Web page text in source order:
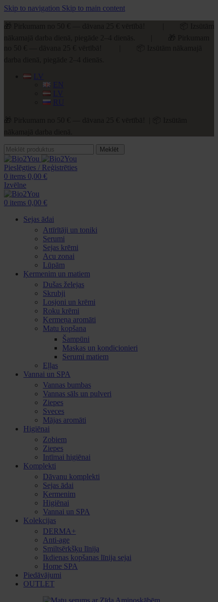
Skip to navigation Skip to main content
LV
EN
LV
RU
Meklēt
Pieslēgties / Reģistrēties
0 items 0,00 €
Izvēlne
0 items 0,00 €
Sejas ādai
Attīrītāji un toniki
Serumi
Sejas krēmi
Acu zonai
Lūpām
Ķermenim un matiem
Dušas želejas
Skrubji
Losjoni un krēmi
Roku krēmi
Ķermeņa aromāti
Matu kopšana
Šampūni
Maskas un kondicionieri
Serumi matiem
Eļļas
Vannai un SPA
Vannas bumbas
Vannas sāls un pulveri
Ziepes
Sveces
Mājas aromāti
Higiēnai
Zobiem
Ziepes
Intīmai higiēnai
Komplekti
Dāvanu komplekti
Sejas ādai
Ķermenim
Higiēnai
Vannai un SPA
Kolekcijas
DERMA+
Anti-age
Smiltsērkšķu līnija
Ikdienas kopšanas līnija sejai
Home SPA
Piedāvājumi
OUTLET